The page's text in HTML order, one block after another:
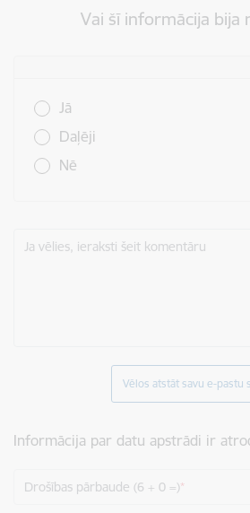
Vai šī informācija bija
Jā
Daļēji
Nē
Ja vēlies, ieraksti šeit komentāru
Vēlos atstāt savu e-pastu
Informācija par datu apstrādi ir
Drošības pārbaude (6 + 0 =)